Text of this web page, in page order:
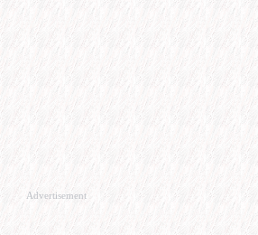
Advertisement